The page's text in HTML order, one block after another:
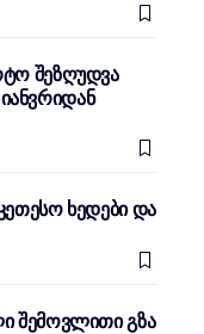
შეზღუდვა
ხედები და
შემოვლითი გზა